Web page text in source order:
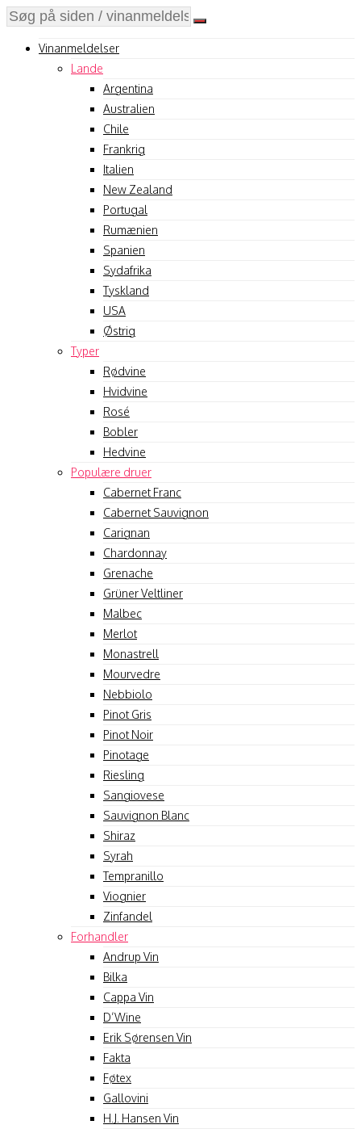
Vinanmeldelser
Lande
Argentina
Australien
Chile
Frankrig
Italien
New Zealand
Portugal
Rumænien
Spanien
Sydafrika
Tyskland
USA
Østrig
Typer
Rødvine
Hvidvine
Rosé
Bobler
Hedvine
Populære druer
Cabernet Franc
Cabernet Sauvignon
Carignan
Chardonnay
Grenache
Grüner Veltliner
Malbec
Merlot
Monastrell
Mourvedre
Nebbiolo
Pinot Gris
Pinot Noir
Pinotage
Riesling
Sangiovese
Sauvignon Blanc
Shiraz
Syrah
Tempranillo
Viognier
Zinfandel
Forhandler
Andrup Vin
Bilka
Cappa Vin
D’Wine
Erik Sørensen Vin
Fakta
Føtex
Gallovini
H.J. Hansen Vin